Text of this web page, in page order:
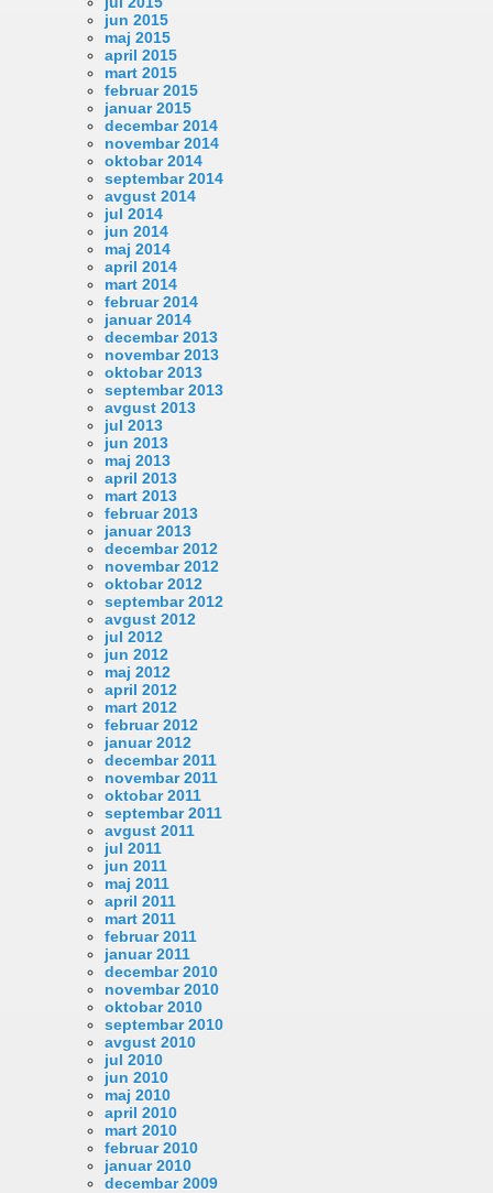
jun 2015
maj 2015
april 2015
mart 2015
februar 2015
januar 2015
decembar 2014
novembar 2014
oktobar 2014
septembar 2014
avgust 2014
jul 2014
jun 2014
maj 2014
april 2014
mart 2014
februar 2014
januar 2014
decembar 2013
novembar 2013
oktobar 2013
septembar 2013
avgust 2013
jul 2013
jun 2013
maj 2013
april 2013
mart 2013
februar 2013
januar 2013
decembar 2012
novembar 2012
oktobar 2012
septembar 2012
avgust 2012
jul 2012
jun 2012
maj 2012
april 2012
mart 2012
februar 2012
januar 2012
decembar 2011
novembar 2011
oktobar 2011
septembar 2011
avgust 2011
jul 2011
jun 2011
maj 2011
april 2011
mart 2011
februar 2011
januar 2011
decembar 2010
novembar 2010
oktobar 2010
septembar 2010
avgust 2010
jul 2010
jun 2010
maj 2010
april 2010
mart 2010
februar 2010
januar 2010
decembar 2009